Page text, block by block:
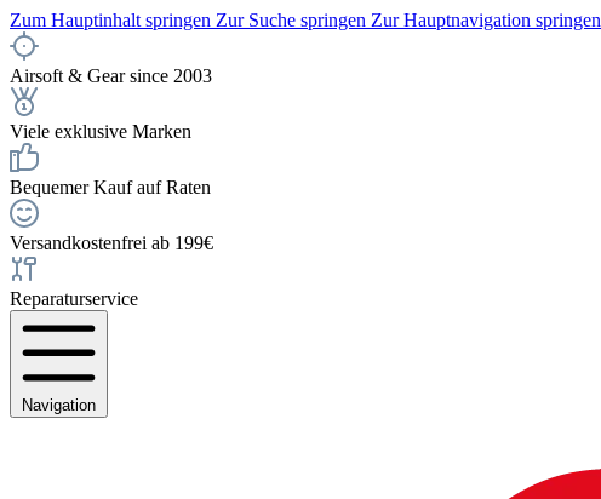
Zum Hauptinhalt springen Zur Suche springen Zur Hauptnavigation springen
Airsoft & Gear since 2003
Viele exklusive Marken
Bequemer Kauf auf Raten
Versandkostenfrei ab 199€
Reparaturservice
Navigation